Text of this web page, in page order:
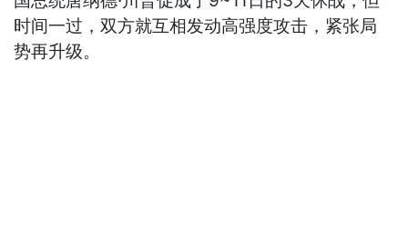
时间一过，双方就互相发动高强度攻击，紧张局
势再升级。